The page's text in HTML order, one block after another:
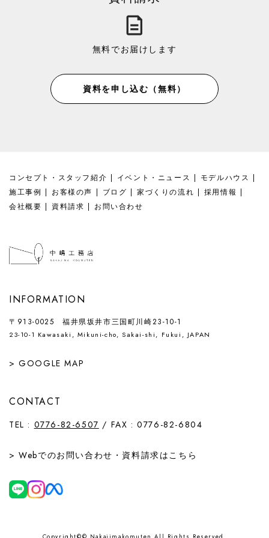
無料でお届けします
資料を申し込む（無料）
コンセプト・スタッフ紹介 イベント・ニュース
モデルハウス
施工事例
お客様の声 ブログ 家づくりの流れ
採用情報
会社概要
資料請求 お問い合わせ
INFORMATION
〒913-0025 福井県坂井市三国町川崎23-10-1
23-10-1 Kawasaki, Mikuni-cho, Sakai-shi, Fukui, JAPAN
> GOOGLE MAP
CONTACT
TEL : 0776-82-6507 / FAX : 0776-82-6804
> Webでのお問い合わせ ・ 資料請求はこちら